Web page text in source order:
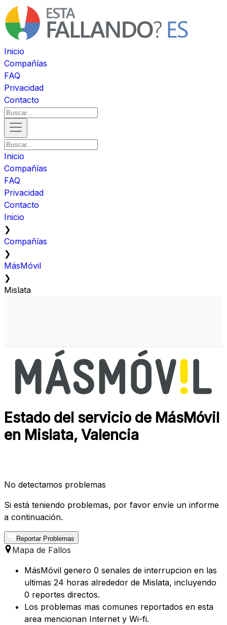
Inicio
Compañías
FAQ
Privacidad
Contacto
Inicio
Compañías
FAQ
Privacidad
Contacto
Inicio
❯
Compañías
❯
MásMóvil
❯
Mislata
Estado del servicio de MásMóvil
en Mislata, Valencia
No detectamos problemas
Si está teniendo problemas, por favor envíe un informe
a continuación.
Reportar Problemas
Mapa de Fallos
MásMóvil genero 0 senales de interrupcion en las
ultimas 24 horas alrededor de Mislata, incluyendo
0 reportes directos.
Los problemas mas comunes reportados en esta
area mencionan Internet y Wi-fi.